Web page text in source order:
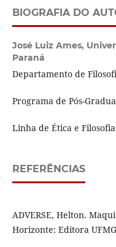
BIOGRAFIA DO
José Luiz Ames,
Paraná
Departamento de
Programa de Pós-
Linha de Ética e
REFERÊNCIAS
ADVERSE, Helton.
Horizonte: Editora